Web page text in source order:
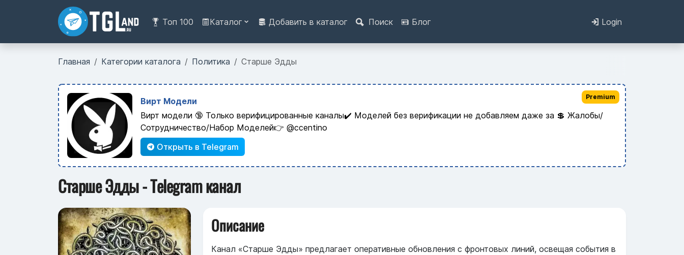
Топ 100 Каталог Добавить в каталог Поиск Блог Login
Главная Категории каталога Политика Старше Эдды
Вирт Модели
Вирт модели 🔞 Только верифицированные каналы✔️ Моделей без верификации не добавляем даже за 💲 Жалобы/
Сотрудничество/Набор Моделей👉 @ccentino
Открыть в Telegram
Premium
Старше Эдды - Telegram канал
Описание
Канал «Старше Эдды» предлагает оперативные обновления с фронтовых линий, освещая события в